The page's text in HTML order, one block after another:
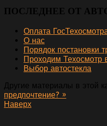
ПОСЛЕДНЕЕ ОТ
Оплата
О нас
Порядок постановки
Проходим Техосмотр
Выбор автостекла
Другие материалы в этой
предпочтение? »
Наверх